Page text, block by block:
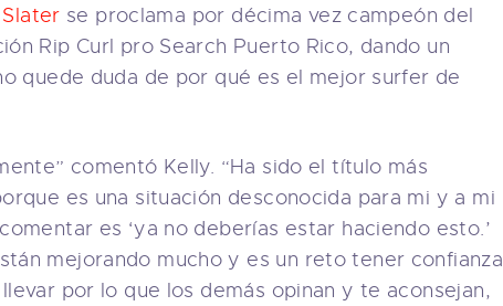
CARRITO
TIENDA FAMILY
SURFERS
WEBCAM SALINAS
PEDIDOS
se proclama por décima vez campeón del
Rip Curl pro Search Puerto Rico, dando un
quede duda de por qué es el mejor surfer de
comentó Kelly. “Ha sido el título más
es una situación desconocida para mi y a mi
es ‘ya no deberías estar haciendo esto.’
mejorando mucho y es un reto tener confianza
por lo que los demás opinan y te aconsejan,